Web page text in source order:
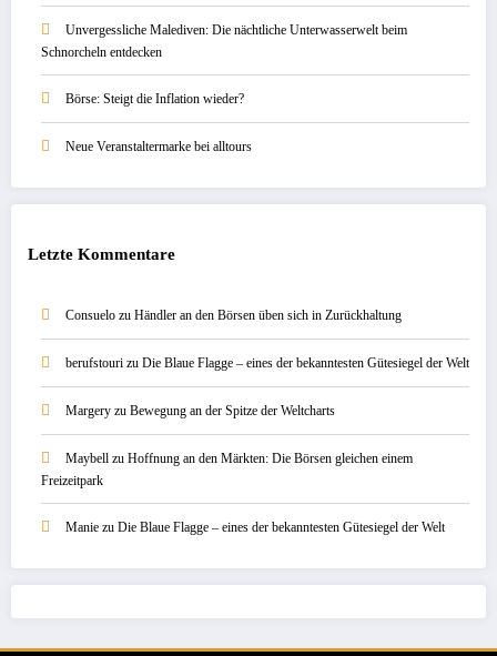
Unvergessliche Malediven: Die nächtliche Unterwasserwelt beim
Schnorcheln entdecken
Börse: Steigt die Inflation wieder?
Neue Veranstaltermarke bei alltours
Letzte Kommentare
Consuelo zu Händler an den Börsen üben sich in Zurückhaltung
berufstouri zu Die Blaue Flagge – eines der bekanntesten Gütesiegel der Welt
Margery zu Bewegung an der Spitze der Weltcharts
Maybell zu Hoffnung an den Märkten: Die Börsen gleichen einem
Freizeitpark
Manie zu Die Blaue Flagge – eines der bekanntesten Gütesiegel der Welt